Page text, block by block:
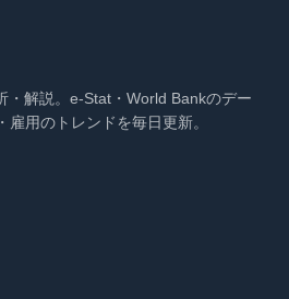
・解説。e-Stat・World Bankのデー
用のトレンドを毎日更新。